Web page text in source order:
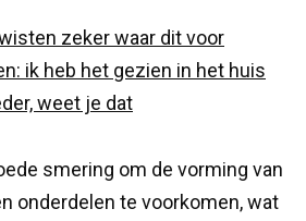
smering om de vorming van
onderdelen te voorkomen, wat